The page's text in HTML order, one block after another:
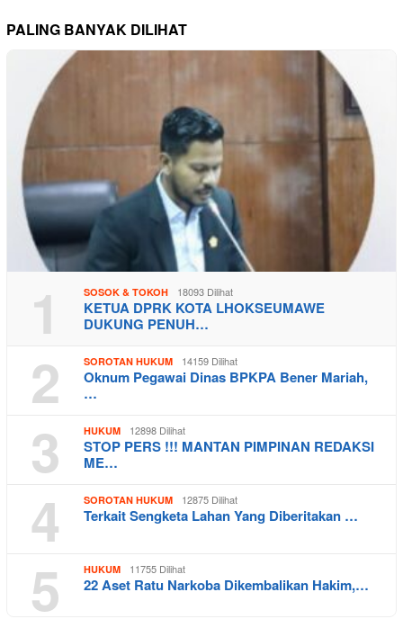
PALING BANYAK DILIHAT
1 SOSOK & TOKOH 18093 Dilihat
KETUA DPRK KOTA LHOKSEUMAWE
DUKUNG PENUH…
2 SOROTAN HUKUM 14159 Dilihat
Oknum Pegawai Dinas BPKPA Bener Mariah,
…
3 HUKUM 12898 Dilihat
STOP PERS !!! MANTAN PIMPINAN REDAKSI
ME…
4 SOROTAN HUKUM 12875 Dilihat
Terkait Sengketa Lahan Yang Diberitakan …
5 HUKUM 11755 Dilihat
22 Aset Ratu Narkoba Dikembalikan Hakim,…